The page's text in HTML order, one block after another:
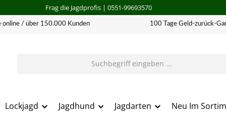
Frag die Jagdprofis| 0551-99693570
online / über 150.000 Kunden 100 Tage Geld-zurück-
Lockjagd Jagdhund Jagdarten Neu Im